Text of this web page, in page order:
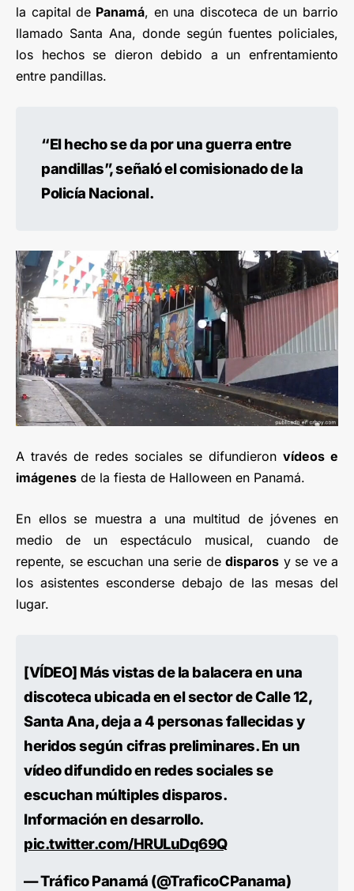
la capital de Panamá, en una discoteca de un barrio
llamado Santa Ana, donde según fuentes policiales,
los hechos se dieron debido a un enfrentamiento
entre pandillas.
“El hecho se da por una guerra entre
pandillas”, señaló el comisionado de la
Policía Nacional.
A través de redes sociales se difundieron vídeos e
imágenes de la fiesta de Halloween en Panamá.
En ellos se muestra a una multitud de jóvenes en
medio de un espectáculo musical, cuando de
repente, se escuchan una serie de disparos y se ve a
los asistentes esconderse debajo de las mesas del
lugar.
[VÍDEO] Más vistas de la balacera en una
discoteca ubicada en el sector de Calle 12,
Santa Ana, deja a 4 personas fallecidas y
heridos según cifras preliminares. En un
vídeo difundido en redes sociales se
escuchan múltiples disparos.
Información en desarrollo.
pic.twitter.com/HRULuDq69Q
— Tráfico Panamá (@TraficoCPanama)